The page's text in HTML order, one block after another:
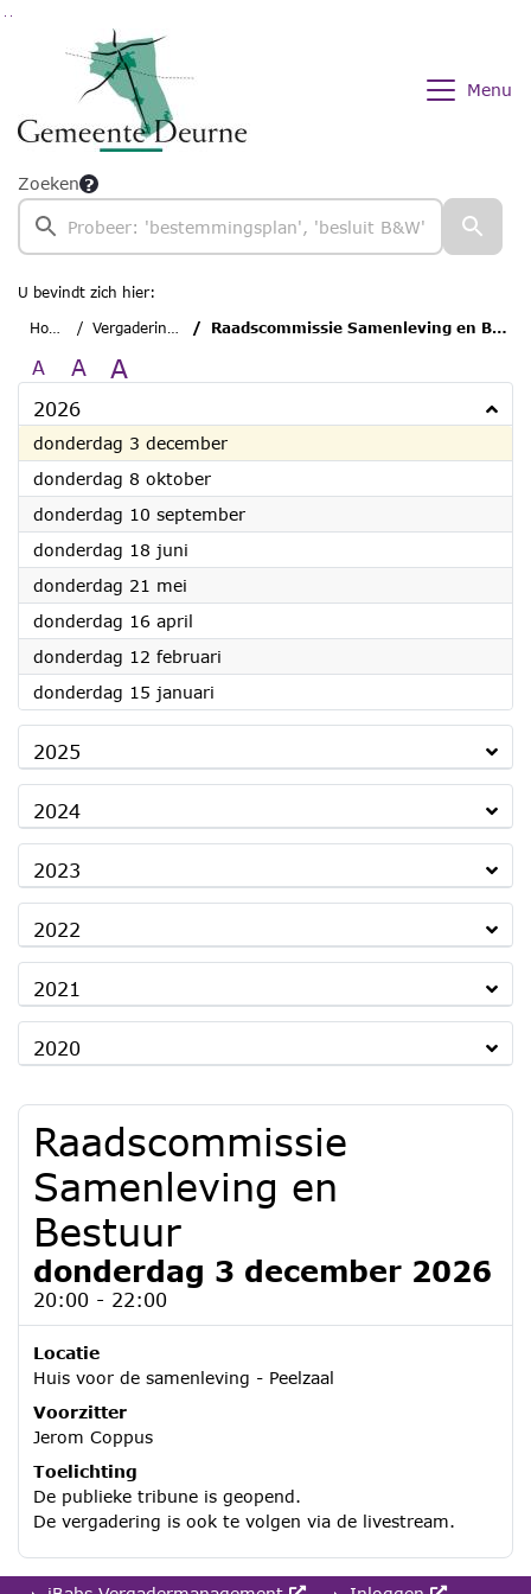
Ga naar de inhoud van deze pagina
Ga naar het zoeken
Ga naar het menu
Menu
Zoeken
U bevindt zich hier:
Home
Vergaderingen Raadscommissie Samenleving en Bestuur
A A A
2026
donderdag 3 december2026
donderdag 8 oktober2026
donderdag 10 september2026
donderdag 18 juni
donderdag 21 mei
donderdag 16 april
donderdag 12 februari
donderdag 15 januari
2025
2024
2023
2022
2021
2020
Raadscommissie
Samenleving en
Bestuur
donderdag 3 december 2026
20:00 - 22:00
Locatie
Huis voor de samenleving - Peelzaal
Voorzitter
Jerom Coppus
Toelichting
De publieke tribune is geopend.
De vergadering is ook te volgen via de livestream.